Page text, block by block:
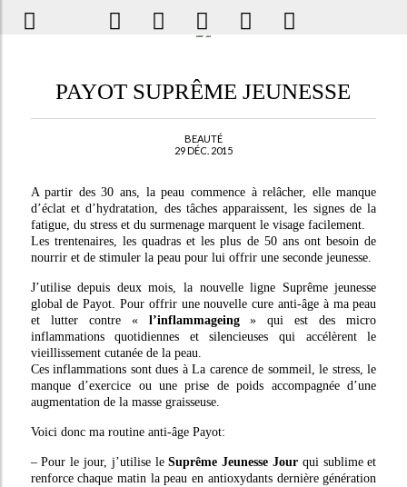
PAYOT SUPRÊME JEUNESSE
BEAUTÉ
29 DÉC. 2015
A partir des 30 ans, la peau commence à relâcher, elle manque
d’éclat et d’hydratation, des tâches apparaissent, les signes de la
fatigue, du stress et du surmenage marquent le visage facilement.
Les trentenaires, les quadras et les plus de 50 ans ont besoin de
nourrir et de stimuler la peau pour lui offrir une seconde jeunesse.
J’utilise depuis deux mois, la nouvelle ligne Suprême jeunesse
global de Payot. Pour offrir une nouvelle cure anti-âge à ma peau
et lutter contre « l’inflammageing» qui est des micro
inflammations quotidiennes et silencieuses qui accélèrent le
vieillissement cutanée de la peau.
Ces inflammations sont dues à La carence de sommeil, le stress, le
manque d’exercice ou une prise de poids accompagnée d’une
augmentation de la masse graisseuse.
Voici donc ma routine anti-âge Payot:
– Pour le jour, j’utilise leSuprême Jeunesse Jour qui sublime et
renforce chaque matin la peau en antioxydants dernière génération